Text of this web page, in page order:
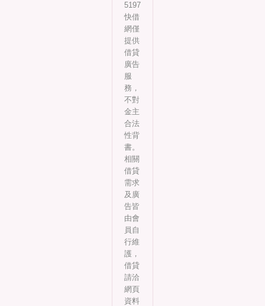
5197
快借
網僅
提供
借貸
廣告
服
務，
不對
金主
合法
性背
書。
相關
借貸
需求
及廣
告皆
由會
員自
行維
護，
借貸
請洽
網頁
資料